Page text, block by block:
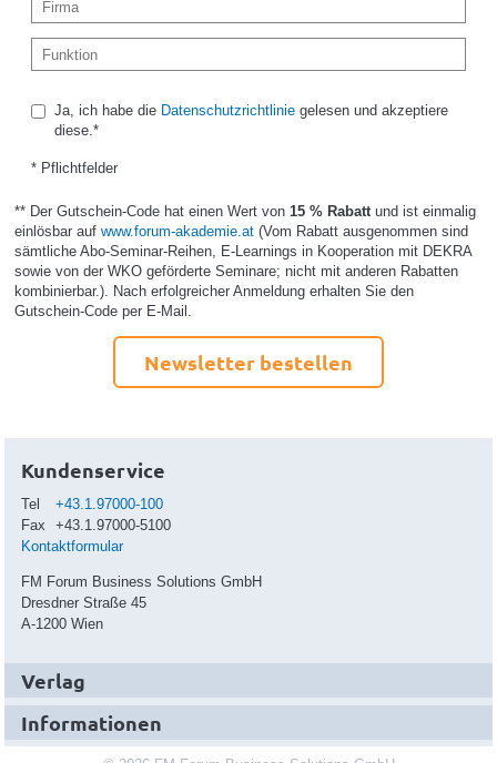
Ja, ich habe die Datenschutzrichtliniegelesen und akzeptiere
diese.*
* Pflichtfelder
** Der Gutschein-Code hat einen Wert von 15 % Rabatt und ist einmalig
einlösbar auf www.forum-akademie.at(Vom Rabatt ausgenommen sind
sämtliche Abo-Seminar-Reihen, E-Learnings in Kooperation mit DEKRA
sowie von der WKO geförderte Seminare; nicht mit anderen Rabatten
kombinierbar.). Nach erfolgreicher Anmeldung erhalten Sie den
Gutschein-Code per E-Mail.
Newsletter bestellen
Kundenservice
Tel
+43.1.97000-100
Fax
+43.1.97000-5100
Kontaktformular
FM Forum Business Solutions GmbH
Dresdner Straße 45
A-1200 Wien
Verlag
Informationen